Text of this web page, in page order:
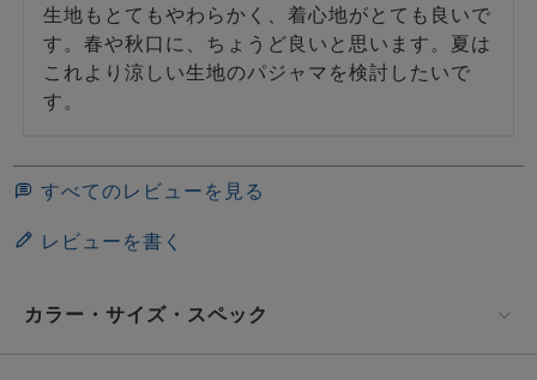
生地もとてもやわらかく、着心地がとても良いで
す。春や秋口に、ちょうど良いと思います。夏は
これより涼しい生地のパジャマを検討したいで
す。
すべてのレビューを見る
レビューを書く
カラー・サイズ・スペック